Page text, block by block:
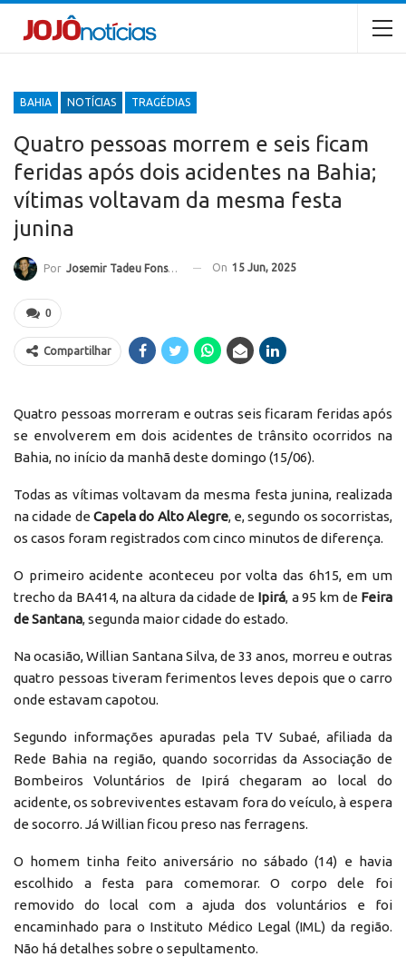
BAHIA NOTÍCIAS TRAGÉDIAS
Quatro pessoas morrem e seis ficam
feridas após dois acidentes na Bahia;
vítimas voltavam da mesma festa
junina
Por Josemir Tadeu Fonseca On 15 Jun, 2025
0
Compartilhar
Quatro pessoas morreram e outras seis ficaram feridas após
se envolverem em dois acidentes de trânsito ocorridos na
Bahia, no início da manhã deste domingo (15/06).
Todas as vítimas voltavam da mesma festa junina, realizada
na cidade de Capela do Alto Alegre, e, segundo os socorristas,
os casos foram registrados com cinco minutos de diferença.
O primeiro acidente aconteceu por volta das 6h15, em um
trecho da BA414, na altura da cidade de Ipirá, a 95 km de Feira
de Santana, segunda maior cidade do estado.
Na ocasião, Willian Santana Silva, de 33 anos, morreu e outras
quatro pessoas tiveram ferimentos leves depois que o carro
onde estavam capotou.
Segundo informações apuradas pela TV Subaé, afiliada da
Rede Bahia na região, quando socorridas da Associação de
Bombeiros Voluntários de Ipirá chegaram ao local do
acidente, os sobreviventes estavam fora do veículo, à espera
de socorro. Já Willian ficou preso nas ferragens.
O homem tinha feito aniversário no sábado (14) e havia
escolhido a festa para comemorar. O corpo dele foi
removido do local com a ajuda dos voluntários e foi
encaminhado para o Instituto Médico Legal (IML) da região.
Não há detalhes sobre o sepultamento.